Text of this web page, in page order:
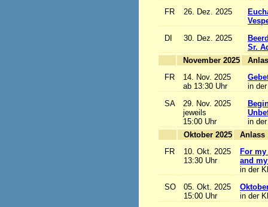
FR
26. Dez. 2025
DI
30. Dez. 2025
Sr.
November 2025
FR
14. Nov. 2025
ab 13:30 Uhr
in
SA
29. Nov. 2025
jeweils
15:00 Uhr
in
Oktober 2025
FR
10. Okt. 2025
13:30 Uhr
For
and
in der
SO
05. Okt. 2025
15:00 Uhr
in der